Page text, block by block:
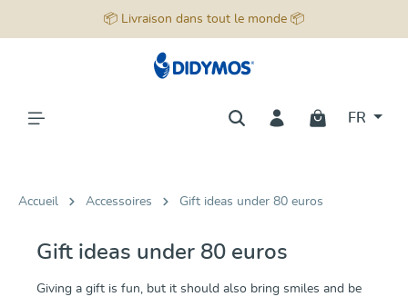
📦 Livraison dans tout le monde 📦
FR
Accueil Accessoires Gift ideas under 80 euros
Gift ideas under 80 euros
Giving a gift is fun, but it should also bring smiles and be